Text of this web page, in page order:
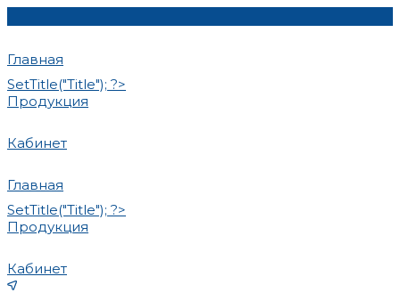
Главная
SetTitle("Title"); ?>
Продукция
Кабинет
Главная
SetTitle("Title"); ?>
Продукция
Кабинет